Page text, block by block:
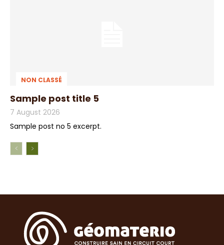
NON CLASSÉ
Sample post title 5
7 August 2026
Sample post no 5 excerpt.